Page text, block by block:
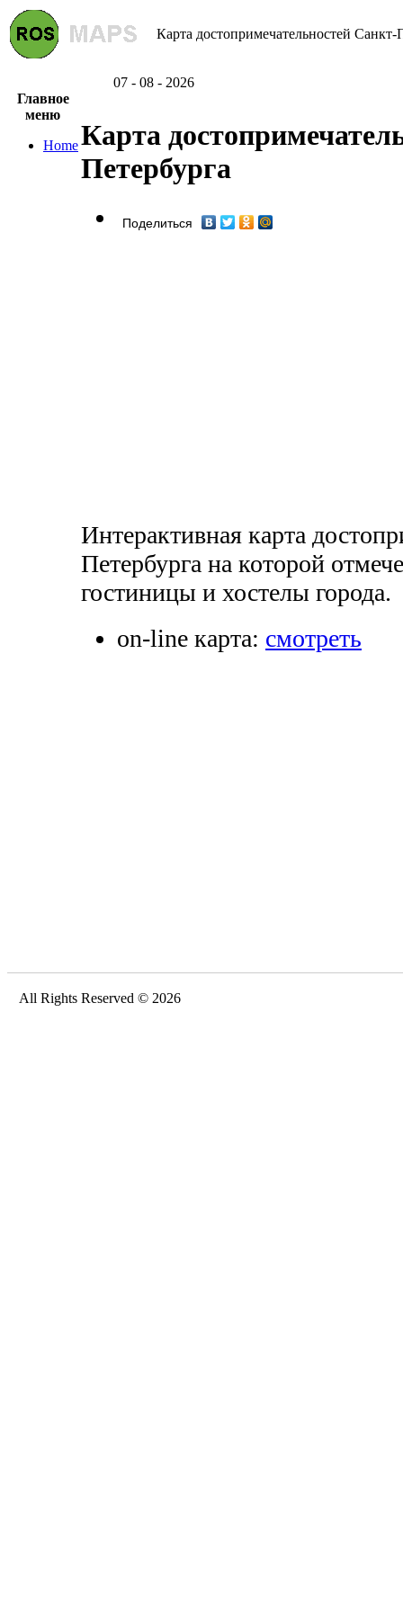
Карта достопримечательностей Санкт-
07 - 08 - 2026
Главное
меню
HomeКарта
Петербурга
Поделиться
Интерактивная карта
Петербурга на которой
гостиницы и хостелы города.
on-line карта: смотреть
All Rights Reserved © 2026